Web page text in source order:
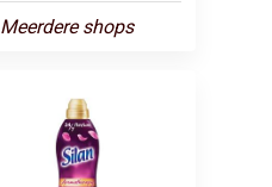
Meerdere shops